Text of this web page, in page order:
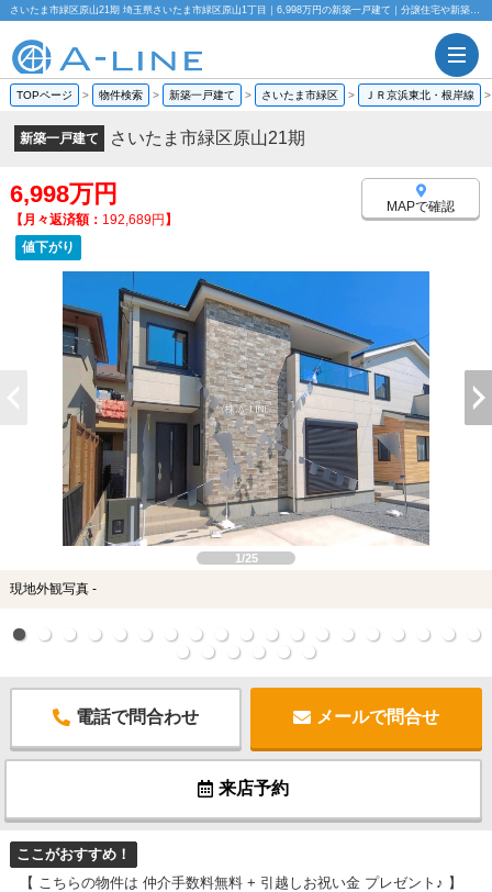
さいたま市緑区原山21期 埼玉県さいたま市緑区原山1丁目｜6,998万円の新築一戸建て｜分譲住宅や新築物件｜株式会社A-LINE
TOPページ > 物件検索 > 新築一戸建て > さいたま市緑区 > ＪＲ京浜東北・根岸線
新築一戸建て さいたま市緑区原山21期
6,998万円
【月々返済額： 192,689円】
値下がり
MAPで確認
1/25
現地外観写真 -
電話で問合わせ メールで問合せ
来店予約
ここがおすすめ！
【 こちらの物件は 仲介手数料無料 + 引越しお祝い金 プレゼント♪ 】